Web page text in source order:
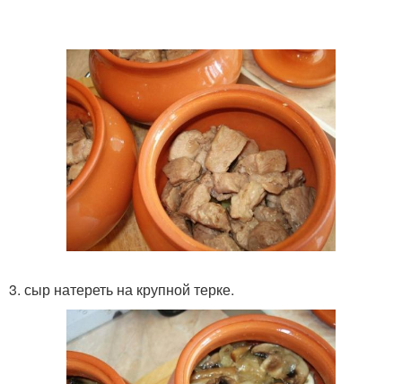
3. сыр натереть на крупной терке.